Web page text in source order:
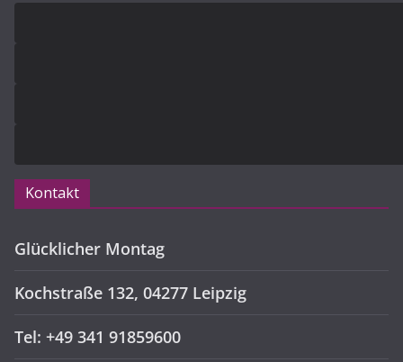
Kontakt
Glücklicher Montag
Kochstraße 132, 04277 Leipzig
Tel: +49 341 91859600